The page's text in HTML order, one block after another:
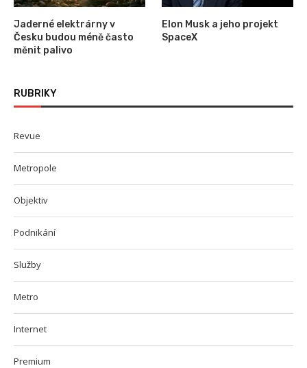
Jaderné elektrárny v
Česku budou méně často
měnit palivo
Elon Musk a jeho projekt
SpaceX
RUBRIKY
Revue
Metropole
Objektiv
Podnikání
Služby
Metro
Internet
Premium